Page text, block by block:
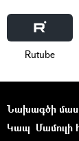
Rutube
Նախագծի
Կապ Մամուլի